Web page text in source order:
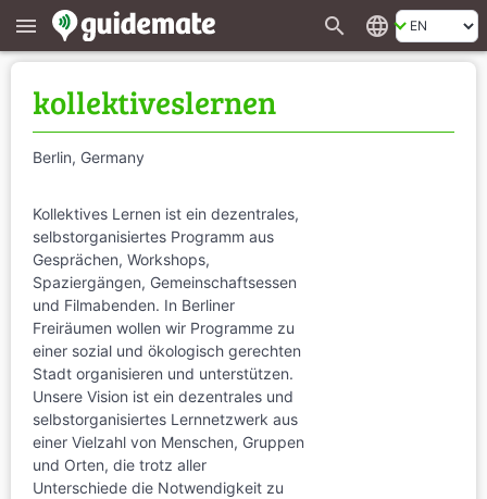
menu search language
kollektiveslernen
Berlin, Germany
Kollektives Lernen ist ein dezentrales,
selbstorganisiertes Programm aus
Gesprächen, Workshops,
Spaziergängen, Gemeinschaftsessen
und Filmabenden. In Berliner
Freiräumen wollen wir Programme zu
einer sozial und ökologisch gerechten
Stadt organisieren und unterstützen.
Unsere Vision ist ein dezentrales und
selbstorganisiertes Lernnetzwerk aus
einer Vielzahl von Menschen, Gruppen
und Orten, die trotz aller
Unterschiede die Notwendigkeit zu